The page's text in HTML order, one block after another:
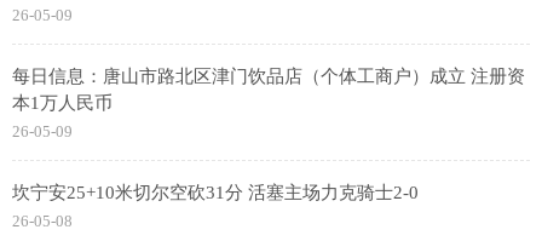
26-05-09
每日信息：唐山市路北区津门饮品店（个体工商户）成立 注册资
本1万人民币
26-05-09
坎宁安25+10米切尔空砍31分 活塞主场力克骑士2-0
26-05-08